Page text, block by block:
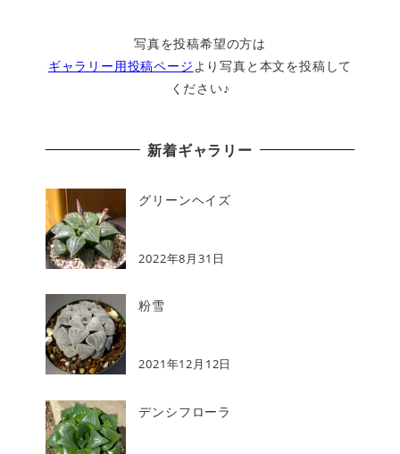
写真を投稿希望の方は
ギャラリー用投稿ページ より写真と本文を投稿して
ください♪
新着ギャラリー
グリーンヘイズ
2022年8月31日
粉雪
2021年12月12日
デンシフローラ